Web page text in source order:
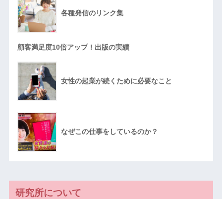
各種発信のリンク集
顧客満足度10倍アップ！出版の実績
女性の起業が続くために必要なこと
なぜこの仕事をしているのか？
研究所について